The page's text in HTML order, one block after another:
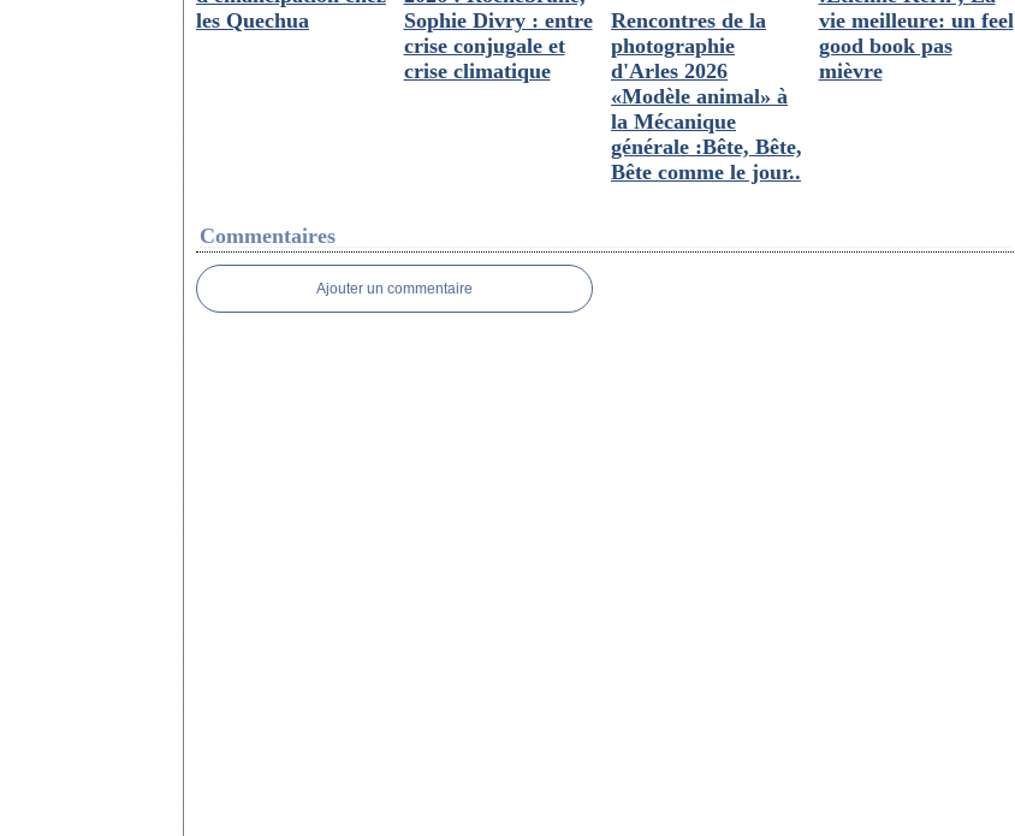
les Quechua
Sophie Divry : entre
crise conjugale et
crise climatique
Rencontres de la
photographie
d'Arles 2026
«Modèle animal» à
la Mécanique
générale :Bête, Bête,
Bête comme le jour..
vie meilleure: un feel
good book pas
mièvre
Commentaires
Ajouter un commentaire